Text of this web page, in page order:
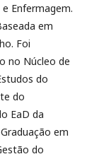
Enfermagem.
em
Foi
no Núcleo de
do
do
EaD da
em
do